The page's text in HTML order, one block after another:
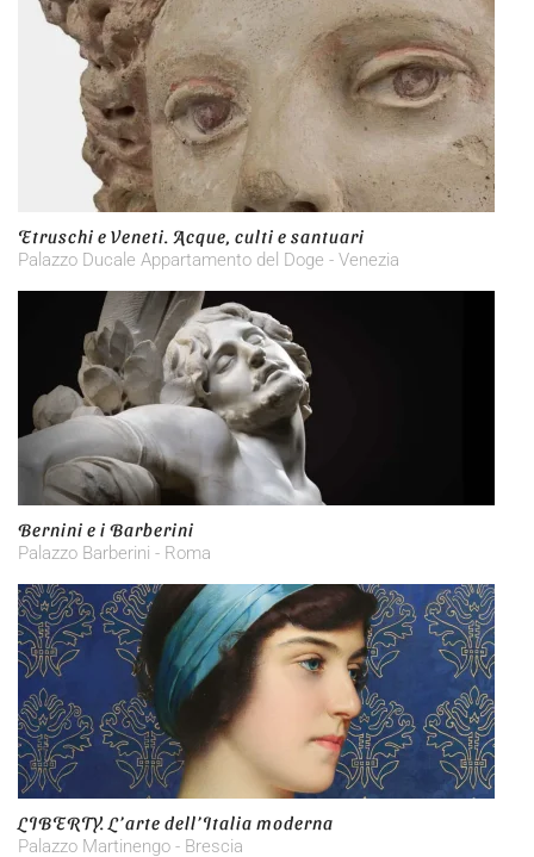
Etruschi e Veneti. Acque, culti e santuari
Palazzo Ducale Appartamento del Doge - Venezia
Bernini e i Barberini
Palazzo Barberini - Roma
LIBERTY. L’arte dell’Italia moderna
Palazzo Martinengo - Brescia